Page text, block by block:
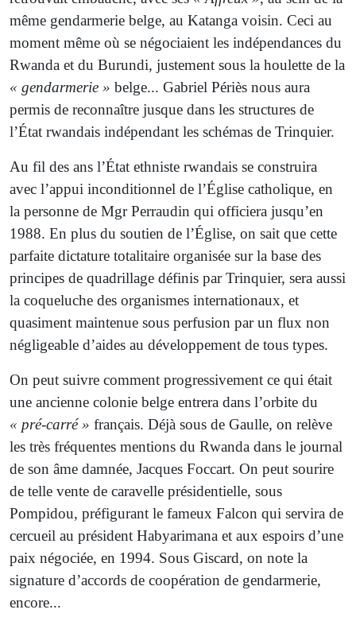
même gendarmerie belge, au Katanga voisin. Ceci au
moment même où se négociaient les indépendances du
Rwanda et du Burundi, justement sous la houlette de la
« gendarmerie » belge... Gabriel Périès nous aura
permis de reconnaître jusque dans les structures de
l’État rwandais indépendant les schémas de Trinquier.
Au fil des ans l’État ethniste rwandais se construira
avec l’appui inconditionnel de l’Église catholique, en
la personne de Mgr Perraudin qui officiera jusqu’en
1988. En plus du soutien de l’Église, on sait que cette
parfaite dictature totalitaire organisée sur la base des
principes de quadrillage définis par Trinquier, sera aussi
la coqueluche des organismes internationaux, et
quasiment maintenue sous perfusion par un flux non
négligeable d’aides au développement de tous types.
On peut suivre comment progressivement ce qui était
une ancienne colonie belge entrera dans l’orbite du
« pré-carré » français. Déjà sous de Gaulle, on relève
les très fréquentes mentions du Rwanda dans le journal
de son âme damnée, Jacques Foccart. On peut sourire
de telle vente de caravelle présidentielle, sous
Pompidou, préfigurant le fameux Falcon qui servira de
cercueil au président Habyarimana et aux espoirs d’une
paix négociée, en 1994. Sous Giscard, on note la
signature d’accords de coopération de gendarmerie,
encore...